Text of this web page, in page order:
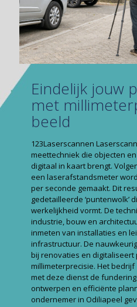
Eindelijk jouw
met
beeld
123Laserscannen
meettechniek die objecten
digitaal in kaart brengt.
een laserafstandsmeter
per seconde gemaakt. Dit
gedetailleerde ‘puntenwolk’
werkelijkheid vormt. De
industrie, bouw en
inmeten van installaties en
infrastructuur. De
bij renovaties en
millimeterprecisie. Het
met deze dienst de
ontwerpen en efficiënte
ondernemer in Odiliapeel